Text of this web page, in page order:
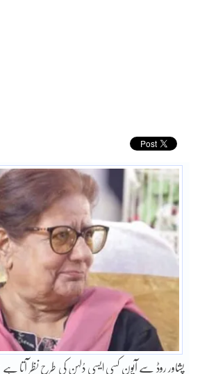
پشاور روڈ سے آیون کسی ایسی دُلہن کی طرح نظر